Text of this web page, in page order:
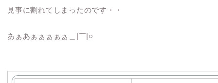
見事に割れてしまったのです・・
あぁあぁぁぁぁぁ＿|￣|○